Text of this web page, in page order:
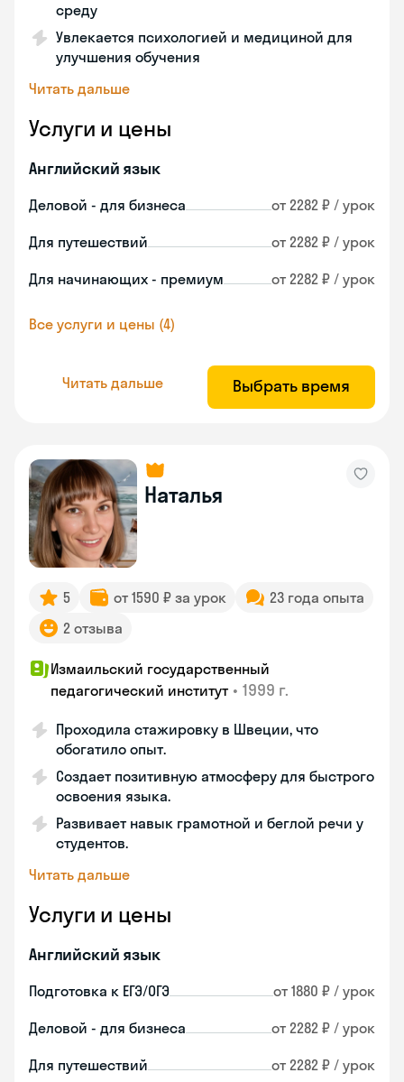
среду
Увлекается психологией и медициной для
улучшения обучения
Читать дальше
Услуги и цены
Английский язык
Деловой - для бизнеса от 2282 ₽ / урок
Для путешествий от 2282 ₽ / урок
Для начинающих - премиум от 2282 ₽ / урок
Все услуги и цены (4)
Читать дальше Выбрать время
Наталья
5 от 1590 ₽ за урок
23 года опыта
2 отзыва
Измаильский государственный
педагогический институт • 1999 г.
Проходила стажировку в Швеции, что
обогатило опыт.
Создает позитивную атмосферу для быстрого
освоения языка.
Развивает навык грамотной и беглой речи у
студентов.
Читать дальше
Услуги и цены
Английский язык
Подготовка к ЕГЭ/ОГЭ от 1880 ₽ / урок
Деловой - для бизнеса от 2282 ₽ / урок
Для путешествий от 2282 ₽ / урок